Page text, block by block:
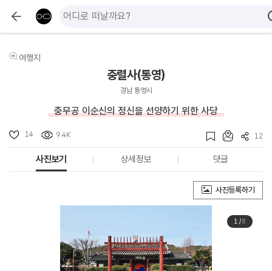
여행지
충렬사(통영)
경남 통영시
충무공 이순신의 정신을 선양하기 위한 사당
14 9.4K 12
사진보기 상세정보 댓글
사진등록하기
1/8